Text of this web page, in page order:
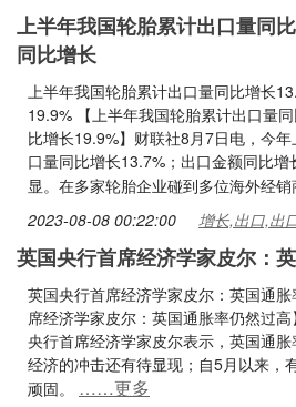
上半年我国轮胎累计出口量同
同比增长
上半年我国轮胎累计出口量同比增长
19.9% 【上半年我国轮胎累计出口量
比增长19.9%】财联社8月7日电，今
口量同比增长13.7%；出口金额同比
显。在多家轮胎企业碰到多位海外经销
2023-08-08 00:22:00 增长,出口,出
英国央行首席经济学家皮尔：
英国央行首席经济学家皮尔：英国通
席经济学家皮尔：英国通胀率仍然过
央行首席经济学家皮尔表示，英国通
经济的冲击还有待显现；自5月以来，
顽固。 ……更多